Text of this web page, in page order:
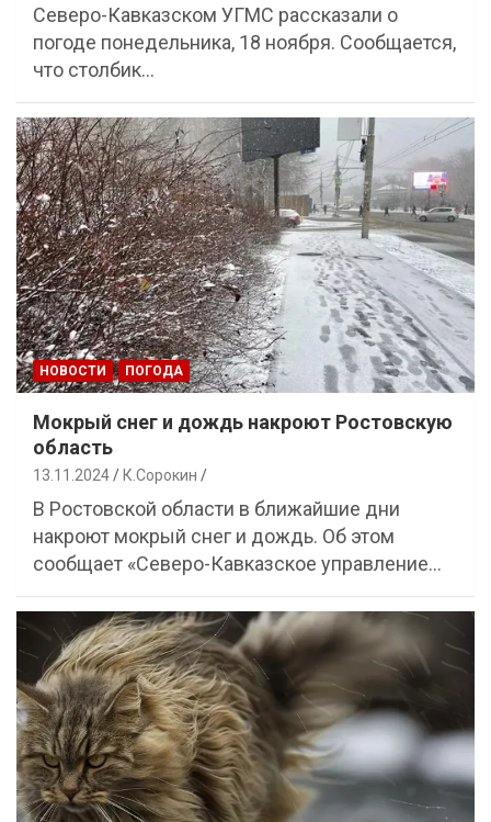
Северо-Кавказском УГМС рассказали о
погоде понедельника, 18 ноября. Сообщается,
что столбик…
НОВОСТИ ПОГОДА
Мокрый снег и дождь накроют Ростовскую
область
13.11.2024 К.Сорокин
В Ростовской области в ближайшие дни
накроют мокрый снег и дождь. Об этом
сообщает «Северо-Кавказское управление…